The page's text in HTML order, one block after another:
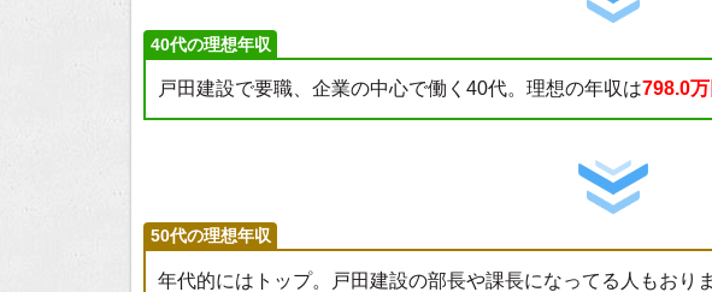
40代の理想年収
戸田建設で要職、企業の中心で働く40代。理想の年収は798.0万
50代の理想年収
年代的にはトップ。戸田建設の部長や課長になってる人もおり